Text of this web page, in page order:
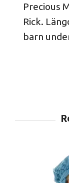
Precious
Rick.
barn